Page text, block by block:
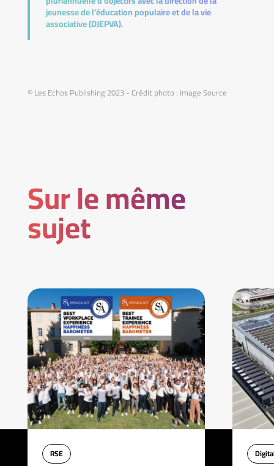
jeunesse de l’éducation populaire et de la vie
associative (DJEPVA).
© Les Echos Publishing 2023 - Crédit photo : Image Source
Sur le même
sujet
RSE